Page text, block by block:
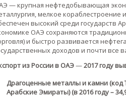
— крупная нефтедобывающая
мелкое
высокий среди государств
ОАЭ сохраняются
и быстро развивается
доходов и почти все
из России в ОАЭ—2017 году
Драгоценные металлы и камни (код
Арабские Эмираты) (в 2016 году –